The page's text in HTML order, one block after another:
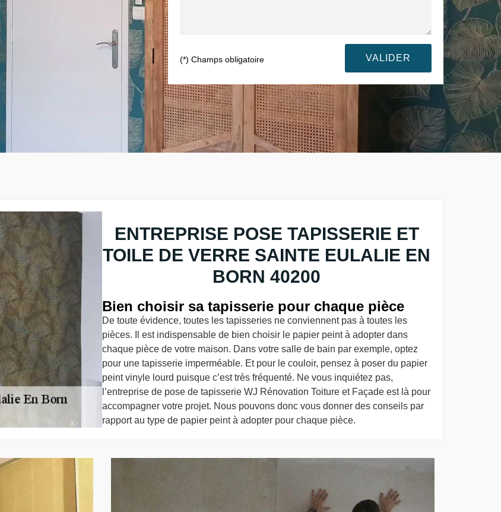
(*) Champs obligatoire
ENTREPRISE POSE TAPISSERIE ET
TOILE DE VERRE SAINTE EULALIE EN
BORN 40200
Bien choisir sa tapisserie pour chaque pièce
De toute évidence, toutes les tapisseries ne conviennent pas à toutes les
pièces. Il est indispensable de bien choisir le papier peint à adopter dans
chaque pièce de votre maison. Dans votre salle de bain par exemple, optez
pour une tapisserie imperméable. Et pour le couloir, pensez à poser du papier
peint vinyle lourd puisque c’est très fréquenté. Ne vous inquiétez pas,
l’entreprise de pose de tapisserie WJ Rénovation Toiture et Façade est là pour
accompagner votre projet. Nous pouvons donc vous donner des conseils par
rapport au type de papier peint à adopter pour chaque pièce.